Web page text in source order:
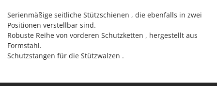
Weber
WIDU
Wiper EcoRobot
Wortex
Serienmäßige seitliche Stützschienen , die ebenfalls in zwei
Positionen verstellbar sind.
Robuste Reihe von vorderen Schutzketten , hergestellt aus
Formstahl.
Schutzstangen für die Stützwalzen .